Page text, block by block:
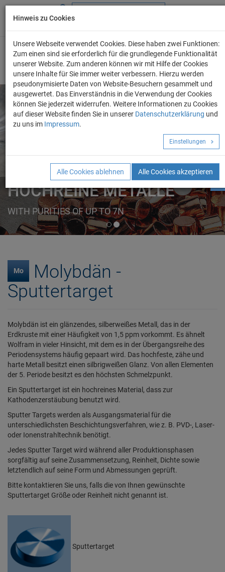
+49 (0) 69 986 4604 - 0
ELEMENTE
FORMEN
HOCHREINE METALLE
FROM A TO Z IN OUR ONLINE CATALOGUE
Angebot anfordern!
Mo
Molybdän -
Sputtertarget
Molybdän ist ein glänzendes, silberweißes Metall, das in der
Erdkruste mit einer Häufigkeit von 1,5 ppm vorkommt. Es ähnelt
Wolfram in vieler Hinsicht, mit dem es in der Übergangsreihe des
Periodensystems häufig gepaart wird. Das hochfeste, zähe und
harte Metall besitzt einen silbrigweißen Glanz. Von allen Elementen
der 5. Periode besitzt es den höchsten Schmelzpunkt.
Ein Sputtertarget ist ein hochreines Material, dass zur
Kathodenzerstäubung benutzt wird.
Sputter Targets werden als Ausgangsmaterial für die
unterschiedlichsten Beschichtungsverfahren, wie z. B. PVD-, Laser-
oder Ionenstrahltechnik benötigt.
Jedes Sputter Target wird während aller Produktionsphasen
sorgfältig auf seine Zusammensetzung, Reinheit, Dichte sowie
letztendlich auf seine Form und Abmessungen geprüft.
Bitte kontaktieren Sie uns, falls die von Ihnen gewünschte
Sputtertarget Größe oder Reinheit nicht genannt ist.
Sputtertarget
Hinweis zu Cookies
Unsere Webseite verwendet Cookies. Diese haben zwei Funktionen:
Zum einen sind sie erforderlich für die grundlegende Funktionalität
unserer Website. Zum anderen können wir mit Hilfe der Cookies
unsere Inhalte für Sie immer weiter verbessern. Hierzu werden
pseudonymisierte Daten von Website-Besuchern gesammelt und
ausgewertet. Das Einverständnis in die Verwendung der Cookies
können Sie jederzeit widerrufen. Weitere Informationen zu Cookies
auf dieser Website finden Sie in unserer Datenschutzerklärung und
zu uns im Impressum.
Einstellungen
Alle Cookies ablehnen Alle Cookies akzeptieren